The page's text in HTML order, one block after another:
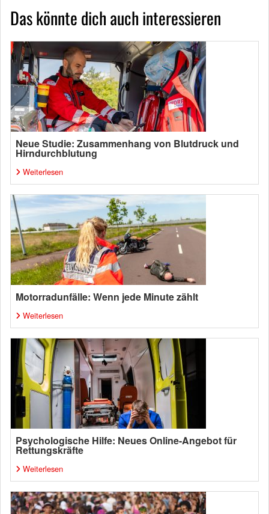
Das könnte dich auch interessieren
Neue Studie: Zusammenhang von Blutdruck und
Hirndurchblutung
Weiterlesen
Motorradunfälle: Wenn jede Minute zählt
Weiterlesen
Psychologische Hilfe: Neues Online-Angebot für
Rettungskräfte
Weiterlesen